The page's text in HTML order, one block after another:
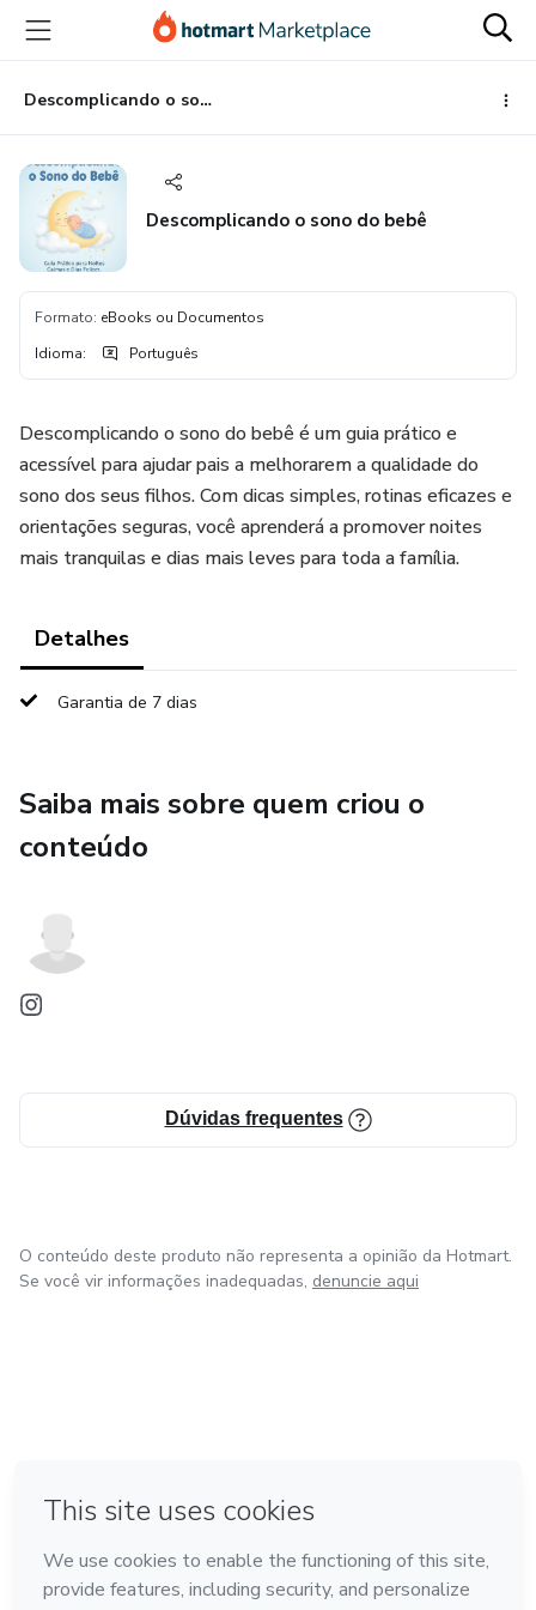
para
conteúdo
principal
para
pagamento
para
rodapé
Descomplicando o sono do bebê
Descomplicando o sono do bebê
Formato: eBooks ou Documentos
Idioma: Português
Descomplicando o sono do bebê é um guia prático e
acessível para ajudar pais a melhorarem a qualidade do
sono dos seus filhos. Com dicas simples, rotinas eficazes e
orientações seguras, você aprenderá a promover noites
mais tranquilas e dias mais leves para toda a família.
Detalhes
Garantia de 7 dias
Saiba mais sobre quem criou o
conteúdo
Dúvidas frequentes
O conteúdo deste produto não representa a opinião da Hotmart.
Se você vir informações inadequadas, denuncie aqui
Feito com ❤ em Bogotá